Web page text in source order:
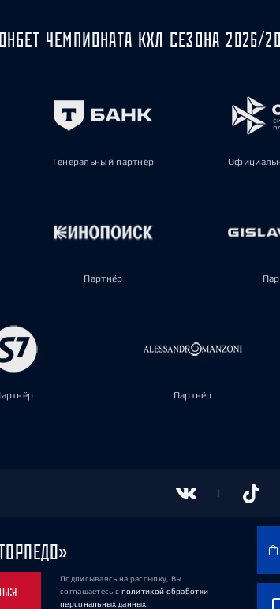
ЧЕМПИОНАТА КХЛ СЕЗОНА 2026/
Генеральный партнёр
Партнёр
Партнёр
Подписываясь на рассылку, Вы
соглашаетесь с политикой обработки
персональных данных